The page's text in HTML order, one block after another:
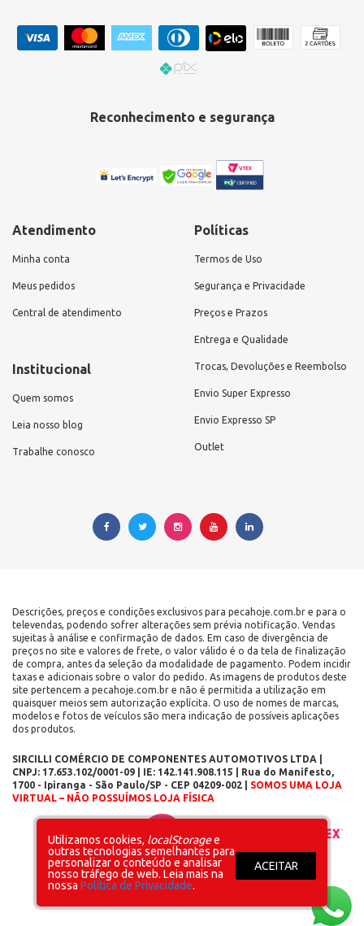
Reconhecimento e segurança
Atendimento
Minha conta
Meus pedidos
Central de atendimento
Institucional
Quem somos
Leia nosso blog
Trabalhe conosco
Políticas
Termos de Uso
Segurança e Privacidade
Preços e Prazos
Entrega e Qualidade
Trocas, Devoluções e Reembolso
Envio Super Expresso
Envio Expresso SP
Outlet
Descrições, preços e condições exclusivos para pecahoje.com.br e para o
televendas, podendo sofrer alterações sem prévia notificação. Vendas
sujeitas à análise e confirmação de dados. Em caso de divergência de
preços no site e valores de frete, o valor válido é o da tela de finalização
de compra, antes da seleção da modalidade de pagamento. Podem incidir
taxas e adicionais sobre o valor do pedido. As imagens de produtos deste
site pertencem a pecahoje.com.br e não é permitida a utilização em
quaisquer meios sem autorização explícita. O uso de nomes de marcas,
modelos e fotos de veículos são mera indicação de possíveis aplicações
dos produtos.
SIRCILLI COMÉRCIO DE COMPONENTES AUTOMOTIVOS LTDA |
CNPJ: 17.653.102/0001-09 | IE: 142.141.908.115 | Rua do Manifesto,
1700 - Ipiranga - São Paulo/SP - CEP 04209-002 | SOMOS UMA LOJA
VIRTUAL – NÃO POSSUÍMOS LOJA FÍSICA
Layout inicial
ACEITAR
Utilizamos cookies, localStoragee
outras tecnologias semelhantes para
personalizar o conteúdo e analisar
nosso tráfego de web. Leia mais na
nossa Política de Privacidade.